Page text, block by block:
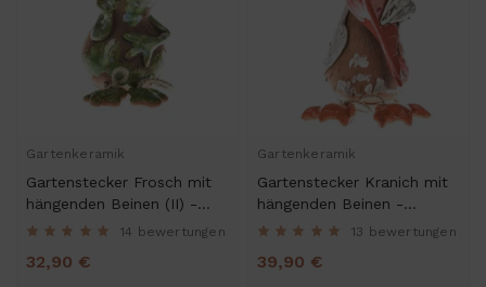
Gartenkeramik
Gartenstecker Frosch mit
hängenden Beinen (II) -
Kantenhocker14 bewertungen
32,90 €
Gartenkeramik
Gartenstecker Kranich mit
hängenden Beinen -
Kantenhocker13 bewertungen
39,90 €